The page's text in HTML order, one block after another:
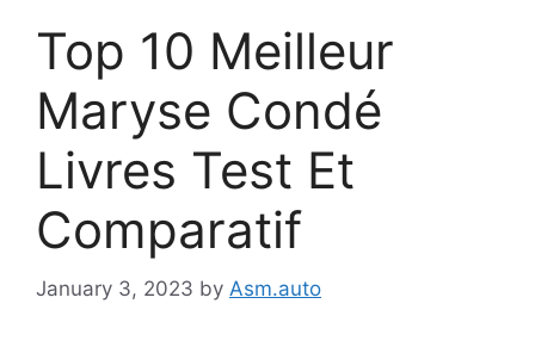
Top 10 Meilleur
Maryse Condé
Livres Test Et
Comparatif
January 3, 2023 by Asm.auto